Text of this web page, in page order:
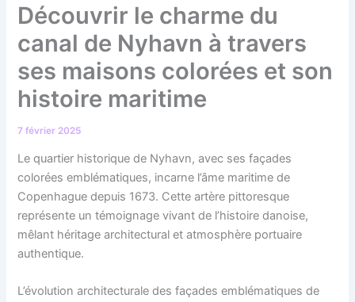
Découvrir le charme du
canal de Nyhavn à travers
ses maisons colorées et son
histoire maritime
7 février 2025
Le quartier historique de Nyhavn, avec ses façades
colorées emblématiques, incarne l’âme maritime de
Copenhague depuis 1673. Cette artère pittoresque
représente un témoignage vivant de l’histoire danoise,
mêlant héritage architectural et atmosphère portuaire
authentique.
L’évolution architecturale des façades emblématiques de